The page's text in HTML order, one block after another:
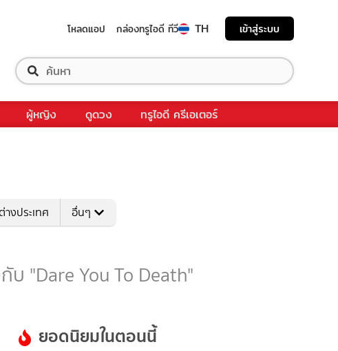
โหลดแอป กล่องทรูไอดี ทีวี TH เข้าสู่ระบบ
ผู้หญิง ดูดวง ทรูไอดี ครีเอเตอร์
างประเทศ อื่นๆ
"Dare You To Death"
ยอดนิยมในตอนนี้